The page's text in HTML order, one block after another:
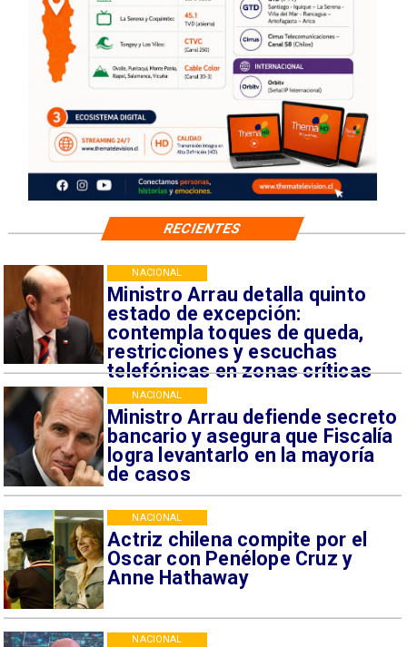
Ministro Arrau detalla quinto
estado de excepción:
contempla toques de queda,
restricciones y escuchas
telefónicas en zonas críticas
NACIONAL
Ministro Arrau defiende secreto
bancario y asegura que Fiscalía
logra levantarlo en la mayoría
de casos
NACIONAL
Actriz chilena compite por el
Oscar con Penélope Cruz y
Anne Hathaway
NACIONAL
NACIONAL
RECIENTES